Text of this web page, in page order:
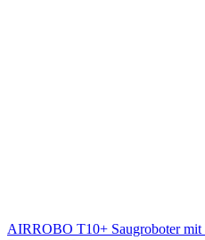
AIRROBO T10+ Saugroboter